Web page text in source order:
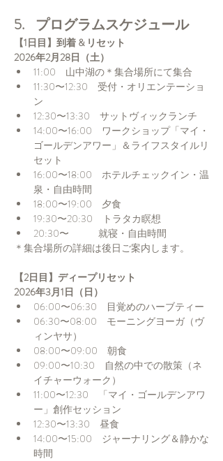
5.    プログラムスケジュール
【1日目】到着 & リセット
2026年2月28日（土）
11:00　山中湖の＊集合場所にて集合
11:30〜12:30　受付・オリエンテーショ
ン
12:30〜13:30　サットヴィックランチ
14:00〜16:00　ワークショップ「マイ・
ゴールデンアワー」＆ライフスタイルリ
セット
16:00〜18:00　ホテルチェックイン・温
泉・自由時間
18:00〜19:00　夕食
19:30〜20:30　トラタカ瞑想
20:30〜　　　就寝・自由時間
＊集合場所の詳細は後日ご案内します。
【2日目】ディープリセット
2026年3月1日（日）
06:00〜06:30　目覚めのハーブティー
06:30〜08:00　モーニングヨーガ（ヴ
ィンヤサ）
08:00〜09:00　朝食
09:00〜10:30　自然の中での散策（ネ
イチャーウォーク）
11:00〜12:30　「マイ・ゴールデンアワ
ー」創作セッション
12:30〜13:30　昼食
14:00〜15:00　ジャーナリング＆静かな
時間